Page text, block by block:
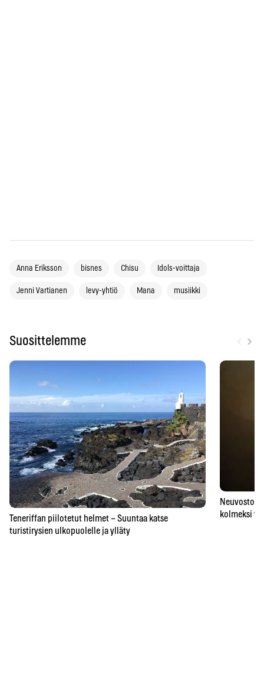
Anna Eriksson bisnes Chisu Idols-voittaja
Jenni Vartianen levy-yhtiö Mana musiikki
Suosittelemme ›
Teneriffan piilotetut helmet – Suuntaa katse
turistirysien ulkopuolelle ja ylläty
kolmeksi